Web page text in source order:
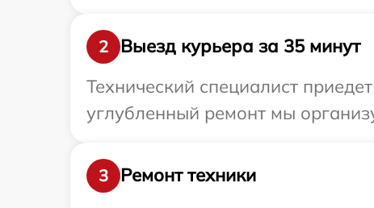
2
Выезд курьера за 35 минут
Технический специалист
углубленный ремонт мы
3
Ремонт техники